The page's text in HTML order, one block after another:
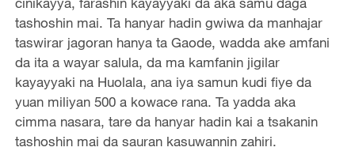
tashoshin mai. Ta hanyar hadin gwiwa da manhajar
‌taswirar jagoran hanya ta Gaode, wadda ake amfani
da ita a wayar salula, ‌da ma kamfanin jigilar
kayayyaki na Huolala, ana iya samun kudi ‌fiye da
yuan miliyan 500 a kowace rana‌. Ta yadda aka
cimma nasara, tare da hanyar hadin kai a tsakanin
tashoshin mai da sauran kasuwannin zahiri.